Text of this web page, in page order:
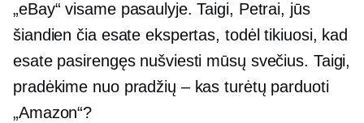
„eBay“ visame pasaulyje. Taigi, Petrai, jūs
šiandien čia esate ekspertas, todėl tikiuosi, kad
esate pasirengęs nušviesti mūsų svečius. Taigi,
pradėkime nuo pradžių – kas turėtų parduoti
„Amazon“?